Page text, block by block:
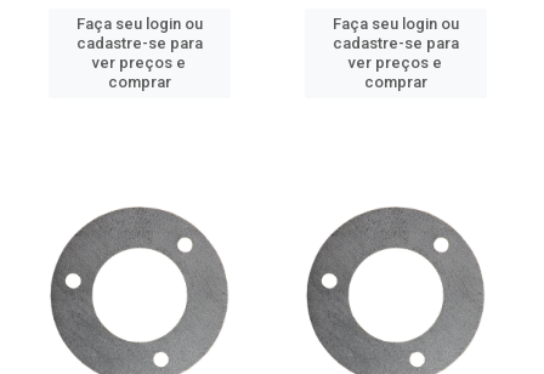
Faça seu login ou
cadastre-se para
ver preços e
comprar
Faça seu login ou
cadastre-se para
ver preços e
comprar